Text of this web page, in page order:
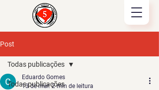
Post
Todas publicações
Todas publicações
Eduardo Gomes
13 de mar. 2 min de leitura